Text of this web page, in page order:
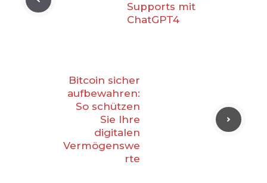
Supports mit
ChatGPT4
Bitcoin sicher
aufbewahren:
So schützen
Sie Ihre
digitalen
Vermögenswe
rte